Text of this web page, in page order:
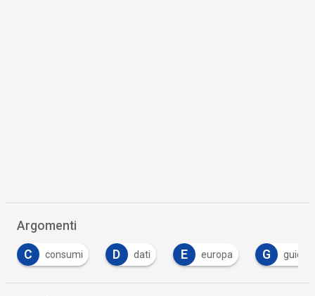
Argomenti
C consumi D dati E europa G guida